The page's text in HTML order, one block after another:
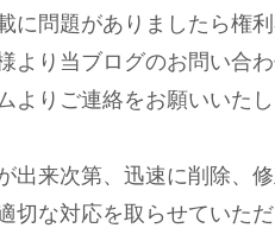
に問題がありましたら権
より当ブログのお問い合
よりご連絡をお願いいたし
出来次第、迅速に削除、
切な対応を取らせていただ